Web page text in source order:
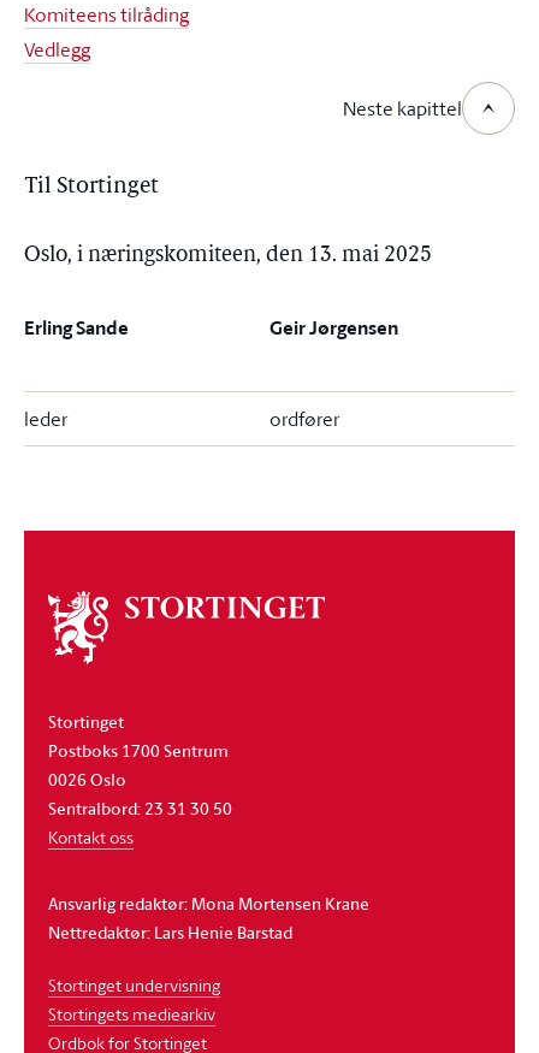
Komiteens tilråding
Vedlegg
Neste kapittel
Til Stortinget
Oslo, i næringskomiteen, den 13. mai 2025
Erling Sande Geir Jørgensen
leder ordfører
Om
stortinget
Stortinget
Postboks 1700 Sentrum
0026 Oslo
Sentralbord: 23 31 30 50
Kontakt oss
Ansvarlig redaktør: Mona Mortensen Krane
Nettredaktør: Lars Henie Barstad
Stortinget undervisning
Stortingets mediearkiv
Ordbok for Stortinget